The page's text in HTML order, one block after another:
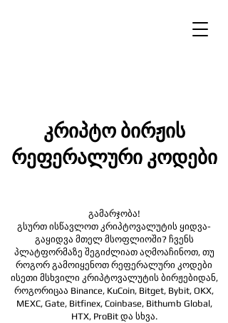
კრიპტო ბირჟის
რეფერალური კოდები
გამარჯობა!
გსურთ ისწავლოთ კრიპტოვალუტის ყიდვა-
გაყიდვა მთელ მსოფლიოში? ჩვენს
პლატფორმაზე შეგიძლიათ აღმოაჩინოთ, თუ
როგორ გამოიყენოთ რეფერალური კოდები
ისეთი მსხვილი კრიპტოვალუტის ბირჟებიდან,
როგორიცაა Binance, KuCoin, Bitget, Bybit, OKX,
MEXC, Gate, Bitfinex, Coinbase, Bithumb Global,
HTX, ProBit და სხვა.